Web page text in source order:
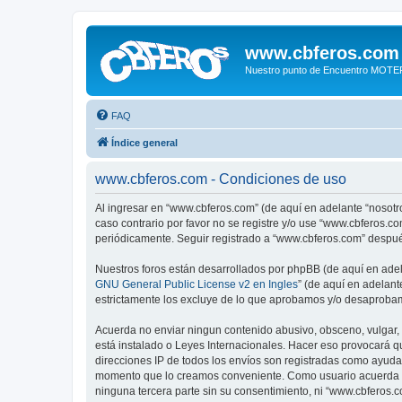
www.cbferos.com
Nuestro punto de Encuentro
FAQ
Índice general
www.cbferos.com - Condiciones de uso
Al ingresar en “www.cbferos.com” (de aquí en adelante
caso contrario por favor no se registre y/o use
periódicamente. Seguir registrado a “www.cbferos.com”
Nuestros foros están desarrollados por phpBB (de aquí en
GNU General Public License v2 en Ingles” (de aquí en
estrictamente los excluye de lo que aprobamos y/o
Acuerda no enviar ningun contenido abusivo, obsceno,
está instalado o Leyes Internacionales. Hacer eso provocará
direcciones IP de todos los envíos son registradas como
momento que lo creamos conveniente. Como usuario
ninguna tercera parte sin su consentimiento, ni